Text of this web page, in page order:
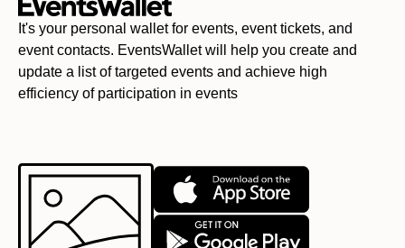
It's your personal wallet for events, event tickets, and
event contacts. EventsWallet will help you create and
update a list of targeted events and achieve high
efficiency of participation in events